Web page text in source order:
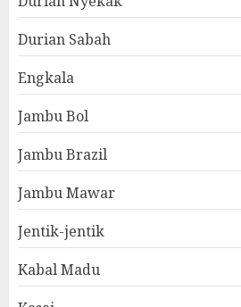
Durian Sabah
Engkala
Jambu Bol
Jambu Brazil
Jambu Mawar
Jentik-jentik
Kabal Madu